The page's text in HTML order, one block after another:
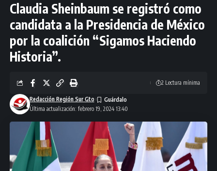
Claudia Sheinbaum se registró como
candidata a la Presidencia de México
por la coalición “Sigamos Haciendo
Historia”.
Última actualización: febrero 19, 2024 13:40
Redacción Región Sur Gto
2 Lectura mínima